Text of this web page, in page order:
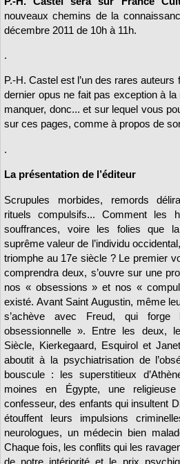
nouveaux chemins de la
décembre 2011 de 10h à 11h.
.
P.-H. Castel est l’un des rares
dernier opus ne fait pas exception à
manquer, donc... et sur lequel vous
sur ces pages, comme à propos de
.
La présentation de l’éditeur
Scrupules morbides, remords
rituels compulsifs... Comment les
souffrances, voire les folies que
suprême valeur de l’individu
triomphe au 17e siècle ? Le premier
comprendra deux, s’ouvre sur une
nos « obsessions » et nos «
existé. Avant Saint Augustin, même
s’achève avec Freud, qui
obsessionnelle ». Entre les deux,
Siècle, Kierkegaard, Esquirol et
aboutit à la psychiatrisation de
bouscule : les superstitieux
moines en Égypte, une
confesseur, des enfants qui insultent
étouffent leurs impulsions
neurologues, un médecin bien
Chaque fois, les conflits qui les
de notre intériorité et le prix